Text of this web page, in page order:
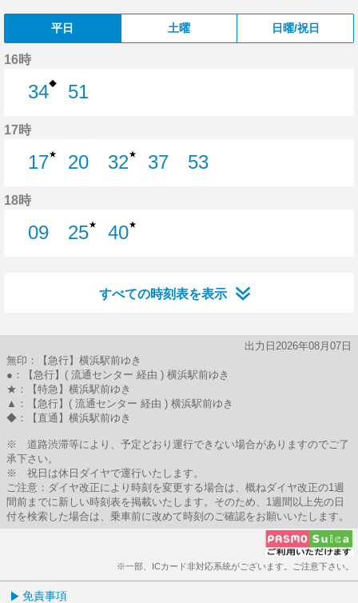
平日 土曜 日曜/祝日
16時
34◆
51
17時
17★
20
32★
37
53
18時
09
25★
40★
すべての時刻表を表示
出力日2026年08月07日
無印：【急行】横浜駅前ゆき
●：【急行】( 流通センター 経由 ) 横浜駅前ゆき
★：【特急】横浜駅前ゆき
▲：【急行】( 流通センター 経由 ) 横浜駅前ゆき
◆：【直通】横浜駅前ゆき
※ 道路渋滞等により、予定どおり運行できない場合がありますのでご了
承下さい。
※ 祝日は休日ダイヤで運行いたします。
ご注意：ダイヤ改正により時刻を変更する場合は、概ねダイヤ改正の1週
間前までに新しい時刻表を掲載いたします。そのため、1週間以上先の日
付を検索した場合は、乗車前に改めて時刻のご確認をお願いいたします。
※一部、ICカード非対応系統がございます。ご注意下さい。
免責事項